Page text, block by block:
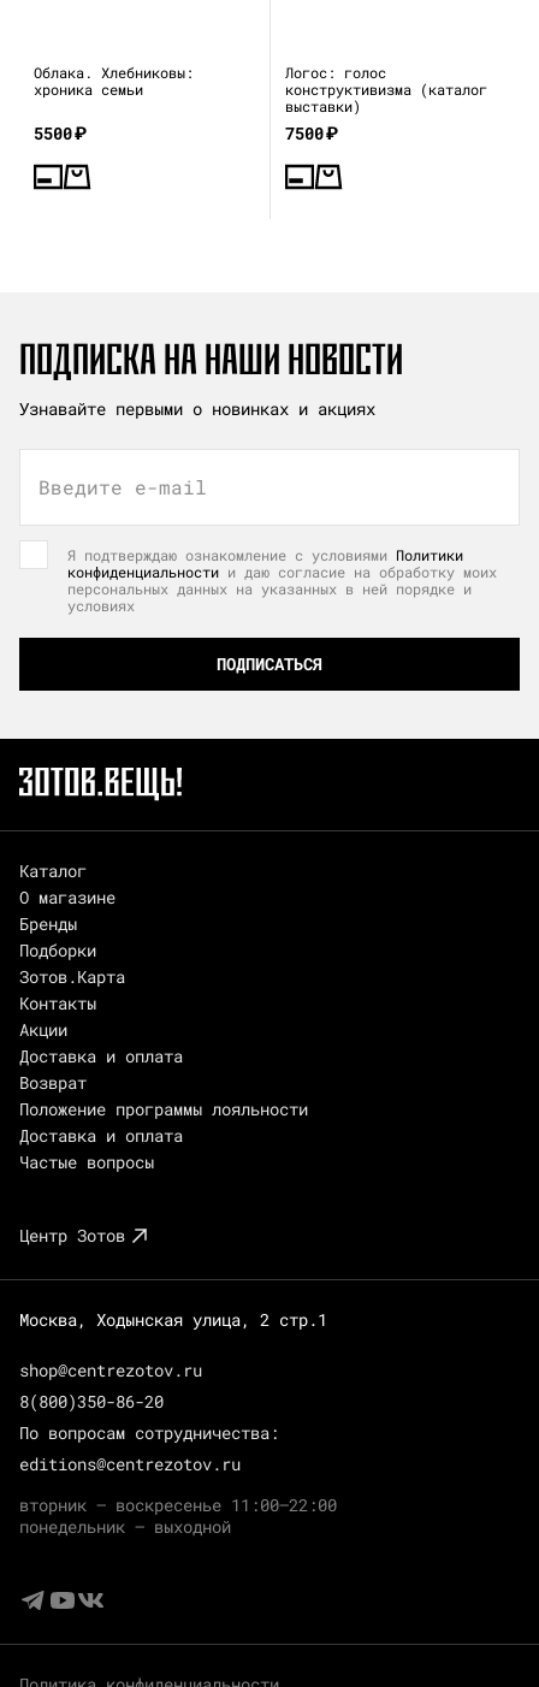
Облака. Хлебниковы:
хроника семьи
5500₽
Логос: голос
конструктивизма (каталог
выставки)
7500₽
ПОДПИСКА НА НАШИ НОВОСТИ
Узнавайте первыми о новинках и акциях
Введите e-mail
Я подтверждаю ознакомление с условиями Политики
конфиденциальности и даю согласие на обработку моих
персональных данных на указанных в ней порядке и
условиях
ПОДПИСАТЬСЯ
Каталог
О магазине
Бренды
Подборки
Зотов.Карта
Контакты
Акции
Доставка и оплата
Возврат
Положение программы лояльности
Доставка и оплата
Частые вопросы
Центр Зотов
Москва, Ходынская улица, 2 стр.1
shop@centrezotov.ru
8(800)350-86-20
По вопросам сотрудничества:
editions@centrezotov.ru
вторник — воскресенье 11:00–22:00
понедельник — выходной